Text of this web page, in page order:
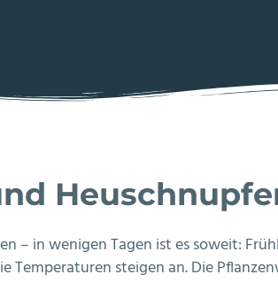
– in wenigen Tagen ist es soweit:
Temperaturen steigen an. Die